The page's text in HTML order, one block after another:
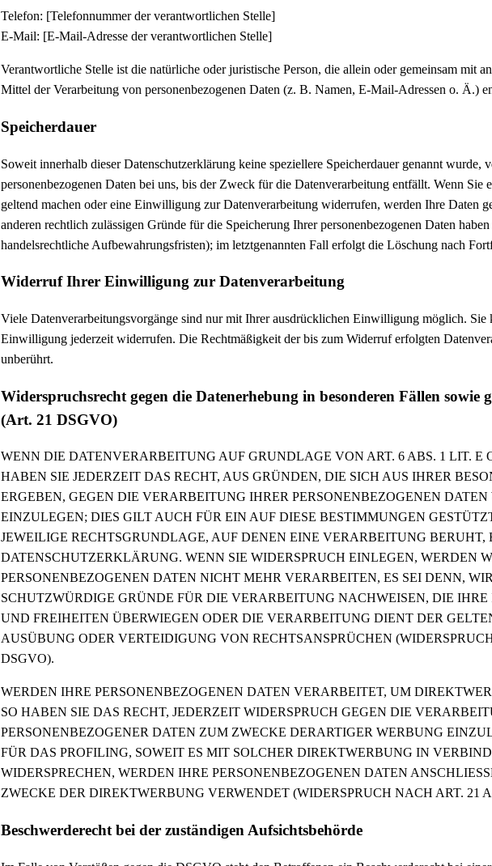
Telefon: [Telefonnummer der verantwortlichen Stelle]
E-Mail: [E-Mail-Adresse der verantwortlichen Stelle]
Verantwortliche Stelle ist die natürliche oder juristische Person, die allein oder gemeinsam mit
Mittel der Verarbeitung von personenbezogenen Daten (z. B. Namen, E-Mail-Adressen o. Ä.)
Speicherdauer
Soweit innerhalb dieser Datenschutzerklärung keine speziellere Speicherdauer genannt wurde,
personenbezogenen Daten bei uns, bis der Zweck für die Datenverarbeitung entfällt. Wenn Sie
geltend machen oder eine Einwilligung zur Datenverarbeitung widerrufen, werden Ihre Daten
anderen rechtlich zulässigen Gründe für die Speicherung Ihrer personenbezogenen Daten
handelsrechtliche Aufbewahrungsfristen); im letztgenannten Fall erfolgt die Löschung nach
Widerruf Ihrer Einwilligung zur Datenverarbeitung
Viele Datenverarbeitungsvorgänge sind nur mit Ihrer ausdrücklichen Einwilligung möglich. Sie
Einwilligung jederzeit widerrufen. Die Rechtmäßigkeit der bis zum Widerruf erfolgten
unberührt.
Widerspruchsrecht gegen die Datenerhebung in besonderen Fällen sowie
(Art. 21 DSGVO)
WENN DIE DATENVERARBEITUNG AUF GRUNDLAGE VON ART. 6 ABS. 1 LIT. E
HABEN SIE JEDERZEIT DAS RECHT, AUS GRÜNDEN, DIE SICH AUS IHRER
ERGEBEN, GEGEN DIE VERARBEITUNG IHRER PERSONENBEZOGENEN DATEN
EINZULEGEN; DIES GILT AUCH FÜR EIN AUF DIESE BESTIMMUNGEN
JEWEILIGE RECHTSGRUNDLAGE, AUF DENEN EINE VERARBEITUNG BERUHT,
DATENSCHUTZERKLÄRUNG. WENN SIE WIDERSPRUCH EINLEGEN, WERDEN
PERSONENBEZOGENEN DATEN NICHT MEHR VERARBEITEN, ES SEI DENN,
SCHUTZWÜRDIGE GRÜNDE FÜR DIE VERARBEITUNG NACHWEISEN, DIE IHRE
UND FREIHEITEN ÜBERWIEGEN ODER DIE VERARBEITUNG DIENT DER
AUSÜBUNG ODER VERTEIDIGUNG VON RECHTSANSPRÜCHEN
DSGVO).
WERDEN IHRE PERSONENBEZOGENEN DATEN VERARBEITET, UM
SO HABEN SIE DAS RECHT, JEDERZEIT WIDERSPRUCH GEGEN DIE
PERSONENBEZOGENER DATEN ZUM ZWECKE DERARTIGER WERBUNG
FÜR DAS PROFILING, SOWEIT ES MIT SOLCHER DIREKTWERBUNG IN
WIDERSPRECHEN, WERDEN IHRE PERSONENBEZOGENEN DATEN
ZWECKE DER DIREKTWERBUNG VERWENDET (WIDERSPRUCH NACH ART. 21
Beschwerde­recht bei der zuständigen Aufsichts­behörde